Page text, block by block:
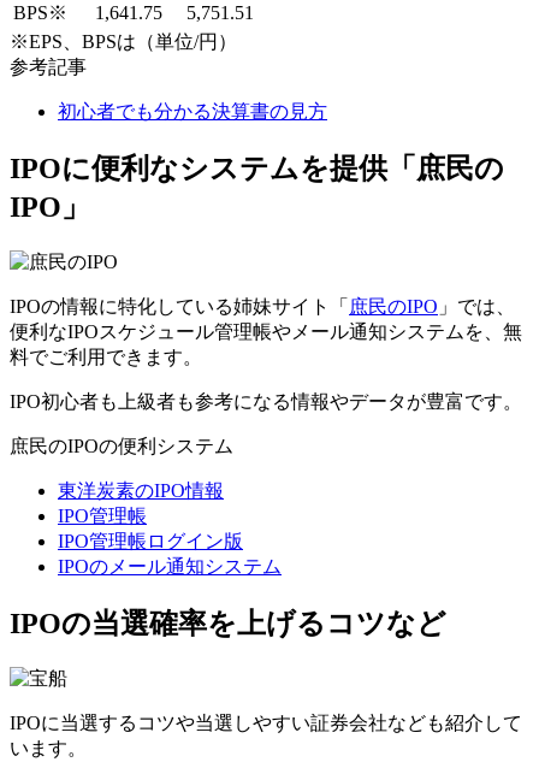
BPS※ 1,641.75
5,751.51
※EPS、BPSは（単位/円）
参考記事
初心者でも分かる決算書の見方
IPOに便利なシステムを提供「庶民の
IPO」
IPOの情報に特化している姉妹サイト「 庶民のIPO 」では、
便利なIPOスケジュール管理帳やメール通知システムを、無
料でご利用できます。
IPO初心者も上級者も参考になる情報やデータが豊富です。
庶民のIPOの便利システム
東洋炭素のIPO情報
IPO管理帳
IPO管理帳ログイン版
IPOのメール通知システム
IPOの当選確率を上げるコツなど
IPOに当選するコツや当選しやすい証券会社なども紹介して
います。